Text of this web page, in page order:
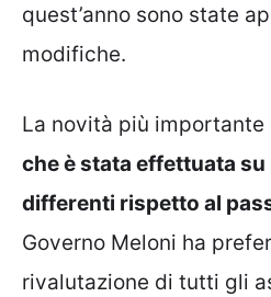
quest’anno sono state
modifiche.
La novità più importante
che è stata effettuata
differenti rispetto al
Governo Meloni ha
rivalutazione di tutti gli